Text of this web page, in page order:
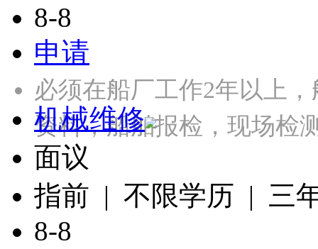
8-8
申请
必须在船厂工作2年以上
资料，船舶报检，现场
机械维修
面议
指前 | 不限学历 | 三
8-8